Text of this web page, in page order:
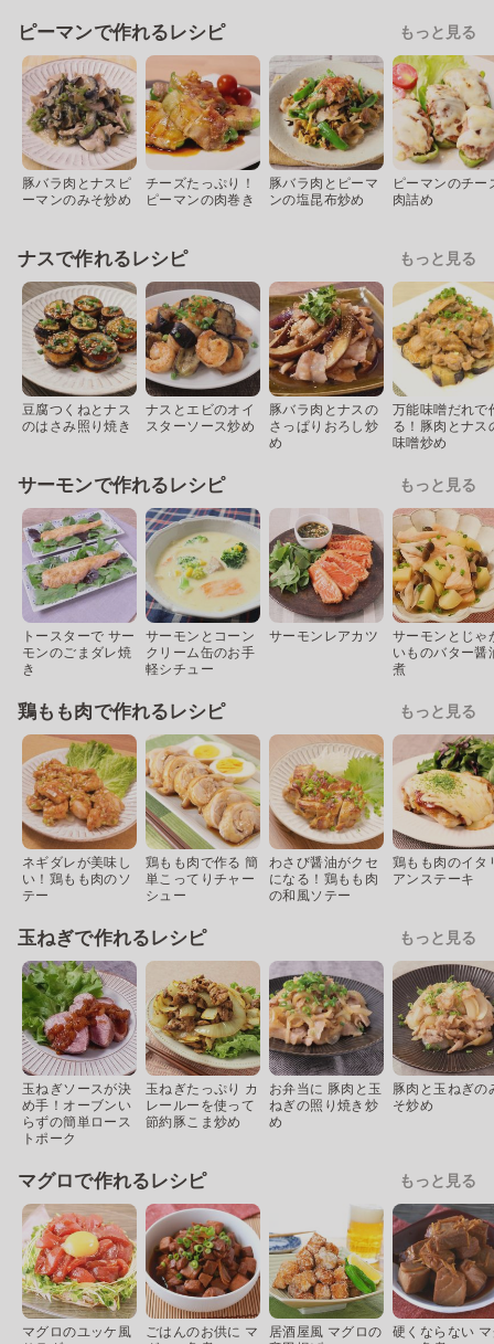
ピーマンで作れるレシピ もっと見る
豚バラ肉とナスピ
ーマンのみそ炒め
チーズたっぷり！
ピーマンの肉巻き
豚バラ肉とピーマ
ンの塩昆布炒め
ピーマンのチー
肉詰め
ナスで作れるレシピ もっと見る
豆腐つくねとナス
のはさみ照り焼き
ナスとエビのオイ
スターソース炒め
豚バラ肉とナスの
さっぱりおろし炒
め
万能味噌だれで
る！豚肉とナス
味噌炒め
サーモンで作れるレシピ もっと見る
トースターで サー
モンのごまダレ焼
き
サーモンとコーン
クリーム缶のお手
軽シチュー
サーモンレアカツ
サーモンとじゃ
いものバター醤
煮
鶏もも肉で作れるレシピ もっと見る
ネギダレが美味し
い！鶏もも肉のソ
テー
鶏もも肉で作る 簡
単こってりチャー
シュー
わさび醤油がクセ
になる！鶏もも肉
の和風ソテー
鶏もも肉のイタ
アンステーキ
玉ねぎで作れるレシピ もっと見る
玉ねぎソースが決
め手！オーブンい
らずの簡単ロース
トポーク
玉ねぎたっぷり カ
レールーを使って
節約豚こま炒め
お弁当に 豚肉と玉
ねぎの照り焼き炒
め
豚肉と玉ねぎの
そ炒め
マグロで作れるレシピ もっと見る
マグロのユッケ風
ごはんのお供に マ
居酒屋風 マグロの
硬くならない